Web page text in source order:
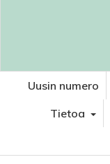
Uusin numero
Tietoa